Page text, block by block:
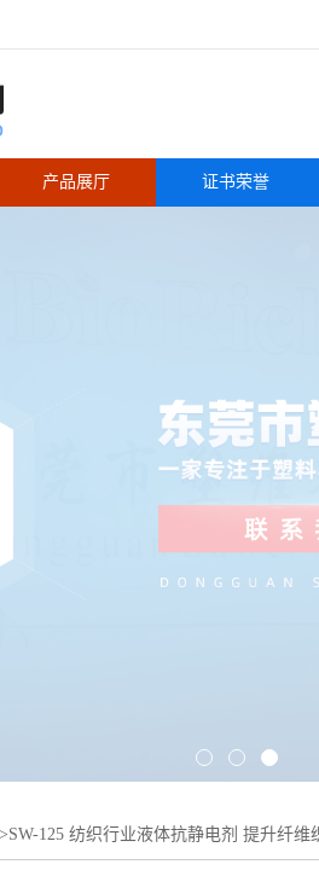
产品展厅 证书荣誉
>SW-125 纺织行业液体抗静电剂 提升纤